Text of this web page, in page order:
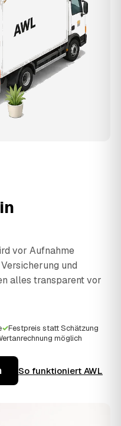
vor Aufnahme
und
alles transparent vor
✓Festpreis statt Schätzung
möglich
So funktioniert AWL